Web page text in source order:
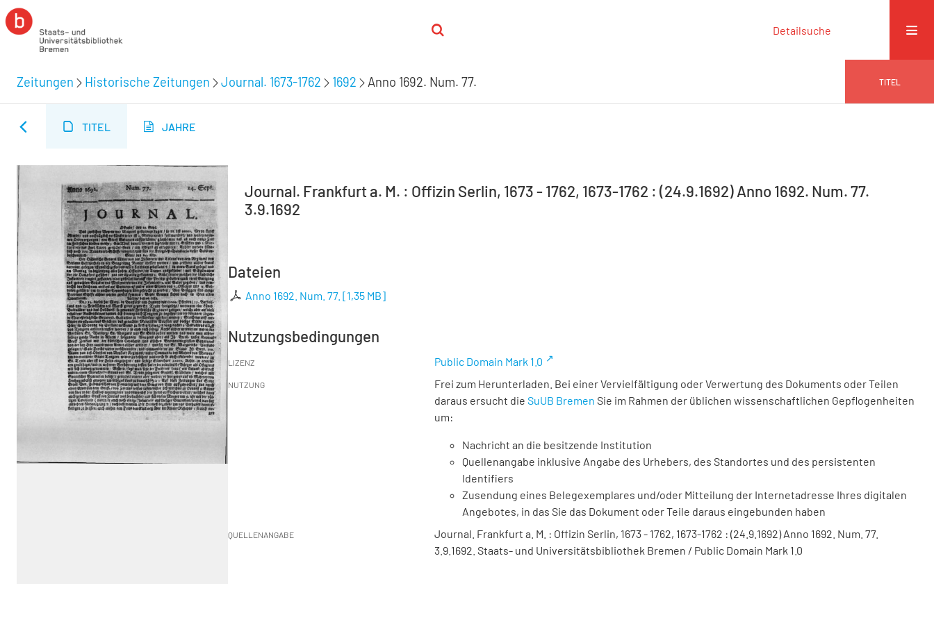
Detailsuche
Zeitungen Historische Zeitungen Journal. 1673-1762 1692 Anno 1692. Num. 77. TITEL
TITEL JAHRE
Journal. Frankfurt a. M. : Offizin Serlin, 1673 - 1762, 1673-1762 : (24.9.1692) Anno 1692. Num. 77.
3.9.1692
Dateien
Anno 1692. Num. 77. [1,35 MB]
Nutzungsbedingungen
LIZENZ Public Domain Mark 1.0
NUTZUNG
Frei zum Herunterladen. Bei einer Vervielfältigung oder Verwertung des Dokuments oder Teilen
daraus ersucht die SuUB Bremen Sie im Rahmen der üblichen wissenschaftlichen Gepflogenheiten
um:
Nachricht an die besitzende Institution
Quellenangabe inklusive Angabe des Urhebers, des Standortes und des persistenten
Identifiers
Zusendung eines Belegexemplares und/oder Mitteilung der Internetadresse Ihres digitalen
Angebotes, in das Sie das Dokument oder Teile daraus eingebunden haben
QUELLENANGABE
Journal. Frankfurt a. M. : Offizin Serlin, 1673 - 1762, 1673-1762 : (24.9.1692) Anno 1692. Num. 77.
3.9.1692. Staats- und Universitätsbibliothek Bremen / Public Domain Mark 1.0